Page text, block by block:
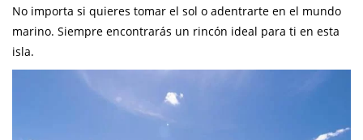
No importa si quieres tomar el sol o adentrarte en el mundo
marino. Siempre encontrarás un rincón ideal para ti en esta
isla.